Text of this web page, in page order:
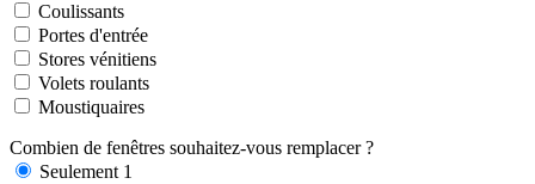
Coulissants
Portes d'entrée
Stores vénitiens
Volets roulants
Moustiquaires
Combien de fenêtres souhaitez-vous remplacer ?
Seulement 1